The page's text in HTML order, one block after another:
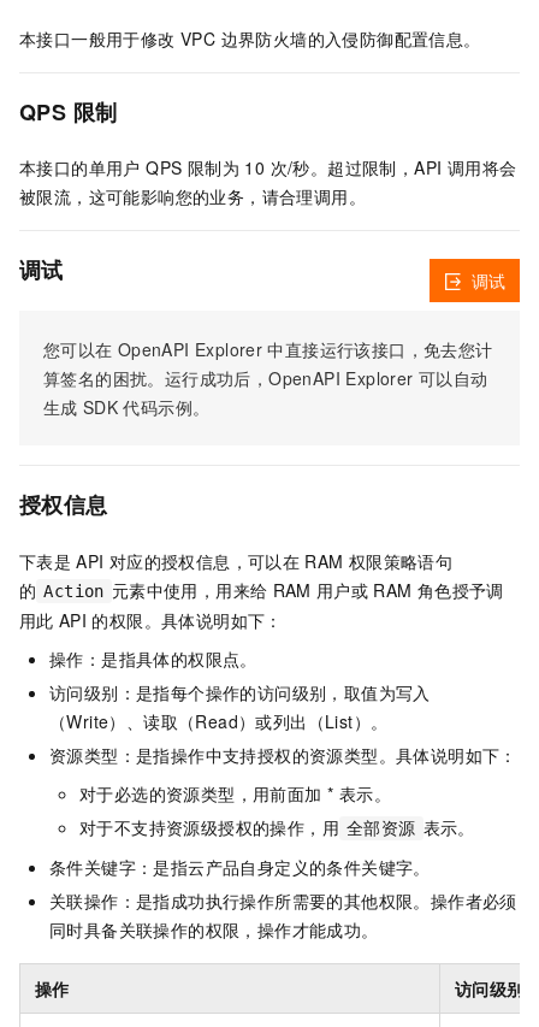
本接口一般用于修改 VPC 边界防火墙的入侵防御配置信息。
QPS 限制
本接口的单用户 QPS 限制为 10 次/秒。超过限制，API 调用将会
被限流，这可能影响您的业务，请合理调用。
调试
您可以在 OpenAPI Explorer 中直接运行该接口，免去您计
算签名的困扰。运行成功后，OpenAPI Explorer 可以自动
生成 SDK 代码示例。
调试
授权信息
下表是 API 对应的授权信息，可以在 RAM 权限策略语句
的 Action 元素中使用，用来给 RAM 用户或 RAM 角色授予调
用此 API 的权限。具体说明如下：
操作：是指具体的权限点。
访问级别：是指每个操作的访问级别，取值为写入
（Write）、读取（Read）或列出（List）。
资源类型：是指操作中支持授权的资源类型。具体说明如下：
对于必选的资源类型，用前面加 * 表示。
对于不支持资源级授权的操作，用 全部资源 表示。
条件关键字：是指云产品自身定义的条件关键字。
关联操作：是指成功执行操作所需要的其他权限。操作者必须
同时具备关联操作的权限，操作才能成功。
操作 访问级别